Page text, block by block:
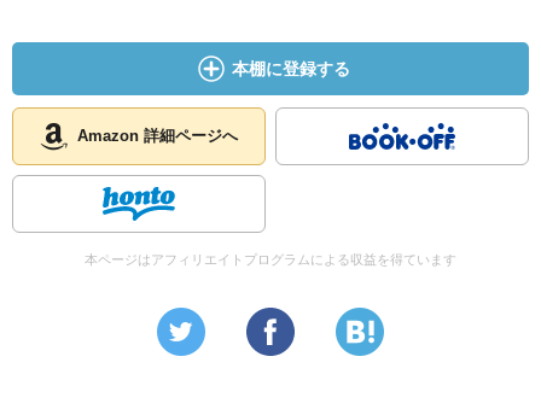
本棚に登録する
Amazon 詳細ページへ
本ページはアフィリエイトプログラムによる収益を得ています